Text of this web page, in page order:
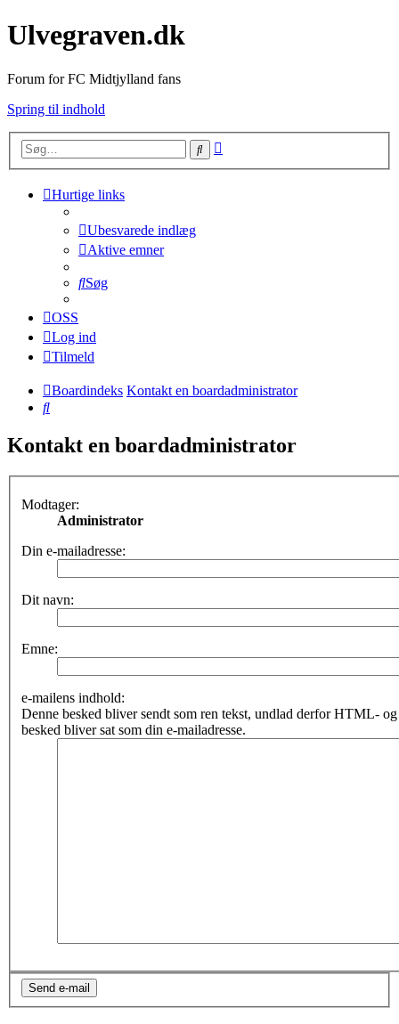
Ulvegraven.dk
Forum for FC Midtjylland fans
Spring til indhold
Søg
Hurtige links
Ubesvarede indlæg
Aktive emner
Søg
OSS
Log ind
Tilmeld
Boardindeks Kontakt en boardadministrator
Søg
Kontakt en boardadministrator
Modtager:
Administrator
Din e-mailadresse:
Dit navn:
Emne:
e-mailens indhold:
Denne besked bliver sendt som ren tekst, undlad derfor HTML-
besked bliver sat som din e-mailadresse.